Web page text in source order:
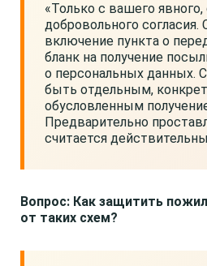
«Только с вашего явного,
добровольного согласия.
включение пункта о
бланк на получение
о персональных данных.
быть отдельным,
обусловленным
Предварительно
считается
Вопрос: Как защитить
от таких схем?